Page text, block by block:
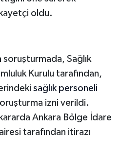
oldu.
soruşturmada, Sağlık
Kurulu tarafından,
sağlık personeli
izni verildi.
Ankara Bölge İdare
tarafından itirazı